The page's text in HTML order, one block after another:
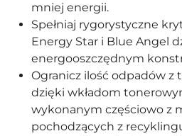
mniej energii.
Spełniaj rygorystyczne
Energy Star i Blue Angel
energooszczędnym
Ogranicz ilość odpadów z
dzięki wkładom
wykonanym częściowo z
pochodzących z